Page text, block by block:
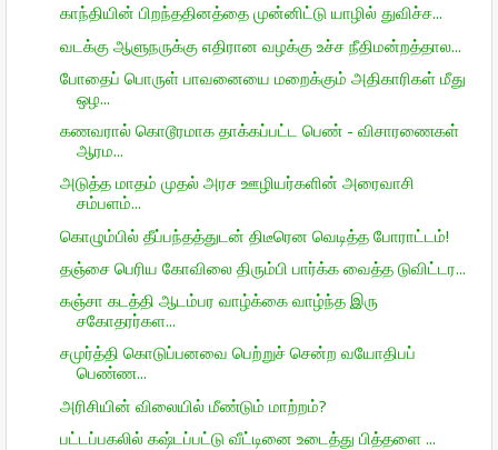
காந்தியின் பிறந்ததினத்தை முன்னிட்டு யாழில் துவிச்ச...
வடக்கு ஆளுநருக்கு எதிரான வழக்கு உச்ச நீதிமன்றத்தால...
போதைப் பொருள் பாவனையை மறைக்கும் அதிகாரிகள் மீது
ஒழ...
கணவரால் கொடூரமாக தாக்கப்பட்ட பெண் - விசாரணைகள்
ஆரம...
அடுத்த மாதம் முதல் அரச ஊழியர்களின் அரைவாசி
சம்பளம்...
கொழும்பில் தீப்பந்தத்துடன் திடீரென வெடித்த போராட்டம்!
தஞ்சை பெரிய கோவிலை திரும்பி பார்க்க வைத்த டுவிட்டர...
கஞ்சா கடத்தி ஆடம்பர வாழ்க்கை வாழ்ந்த இரு
சகோதரர்கள...
சமுர்த்தி கொடுப்பனவை பெற்றுச் சென்ற வயோதிபப்
பெண்ண...
அரிசியின் விலையில் மீண்டும் மாற்றம்?
பட்டப்பகலில் கஷ்டப்பட்டு வீட்டினை உடைத்து பித்தளை ...